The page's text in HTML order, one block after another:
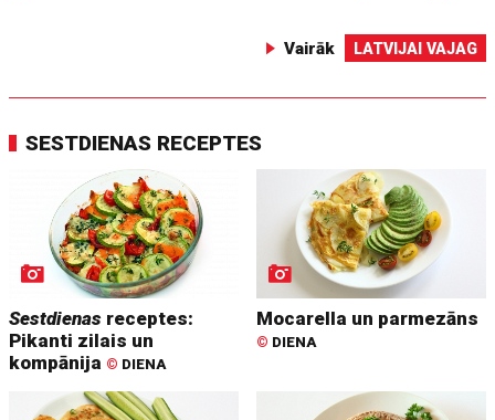
Vairāk LATVIJAI VAJAG
SESTDIENAS RECEPTES
Sestdienas receptes:
Pikanti zilais un
kompānija © DIENA
Mocarella un parmezāns
© DIENA